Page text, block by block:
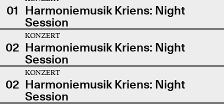
01 Harmoniemusik Kriens: Night
Session
02
KONZERT
Harmoniemusik Kriens: Night
Session
02
KONZERT
Harmoniemusik Kriens: Night
Session